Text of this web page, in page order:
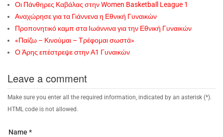
Οι Πάνθηρες Καβάλας στην Women Basketball League 1
Αναχώρησε για τα Γιάννενα η Εθνική Γυναικών
Προπονητικό καμπ στα Ιωάννινα για την Εθνική Γυναικών
«Παίζω – Κινούμαι – Τρέφομαι σωστά»
Ο Άρης επέστρεψε στην Α1 Γυναικών
Leave a comment
Make sure you enter all the required information, indicated by an asterisk (*).
HTML code is not allowed.
Name *